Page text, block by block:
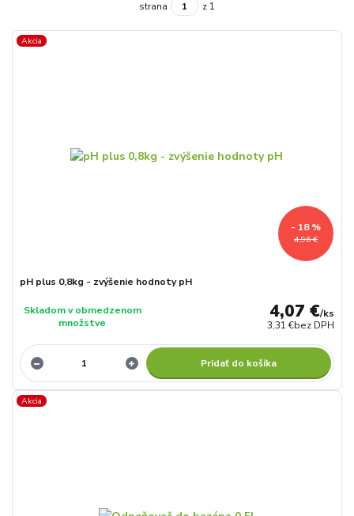
strana z 1
Akcia
4,96 €
- 18 %
pH plus 0,8kg - zvýšenie hodnoty pH
4,07 €/ks
3,31 €bez DPH
Skladom v obmedzenom
množstve
Pridať do košíka
Akcia